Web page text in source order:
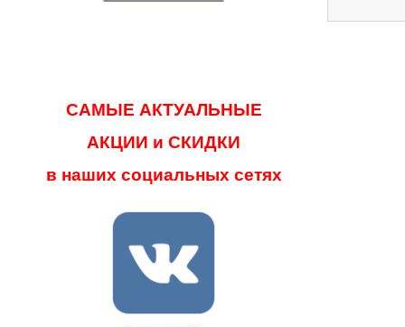
САМЫЕ АКТУАЛЬНЫЕ
АКЦИИ и СКИДКИ
в наших социальных сетях